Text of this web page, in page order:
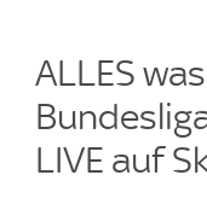
ALLES
LIVE auf